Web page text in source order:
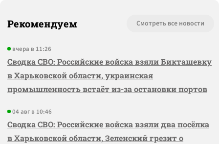
Рекомендуем Смотреть все новости
вчера в 11:26
Сводка СВО: Российские войска взяли Бикташевку
в Харьковской области, украинская
промышленность встаёт из-за остановки портов
04 авг в 10:46
Сводка СВО: Российские войска взяли два посёлка
в Харьковской области, Зеленский грезит о